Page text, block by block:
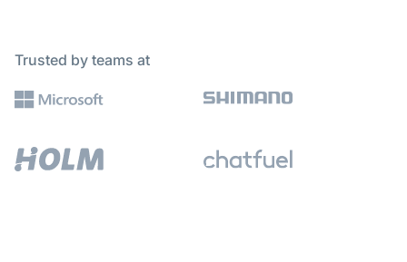
Trusted by teams at